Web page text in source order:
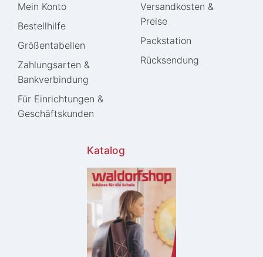
Mein Konto
Bestellhilfe
Größentabellen
Zahlungsarten &
Bankverbindung
Für Einrichtungen &
Geschäftskunden
Versandkosten &
Preise
Packstation
Rücksendung
Katalog